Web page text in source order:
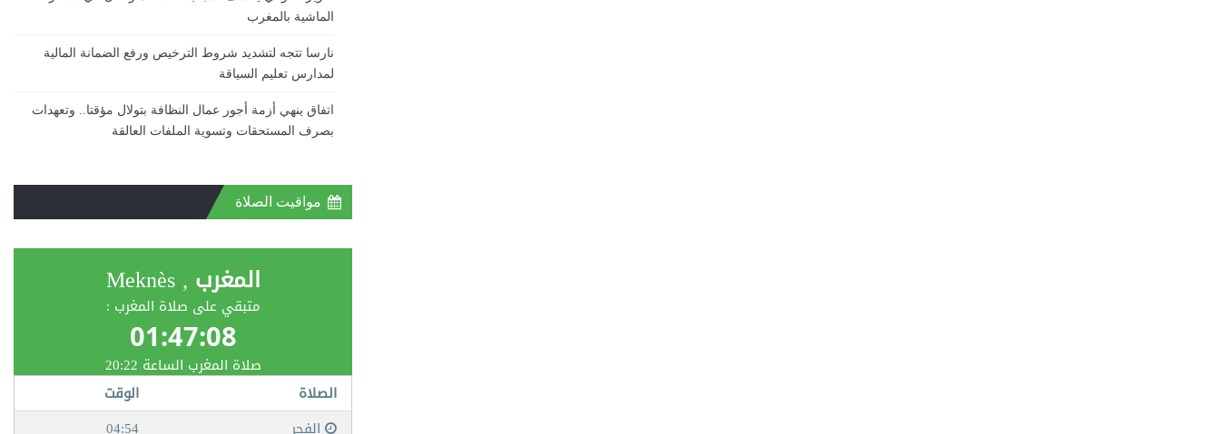
الماشية بالمغرب
نارسا تتجه لتشديد شروط الترخيص ورفع الضمانة المالية
لمدارس تعليم السياقة
اتفاق ينهي أزمة أجور عمال النظافة بتولال مؤقتا.. وتعهدات
بصرف المستحقات وتسوية الملفات العالقة
مواقيت الصلاة